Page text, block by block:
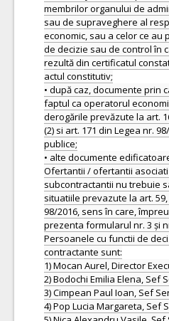
membrilor organului de
sau de supraveghere al
economic, sau a celor ce
de decizie sau de control în
rezultă din certificatul
actul constitutiv;
• după caz, documente prin
faptul ca operatorul
derogările prevăzute la art.
(2) si art. 171 din Legea nr.
publice;
• alte documente
Ofertantii / ofertantii
subcontractantii nu trebuie
situatiile prevazute la art. 59,
98/2016, sens în care,
prezenta formularul nr. 3 și
Persoanele cu functii de
contractante sunt:
1) Mocan Aurel, Director
2) Bodochi Emilia Elena, Sef
3) Cimpean Paul Ioan, Sef
4) Pop Lucia Margareta, Sef